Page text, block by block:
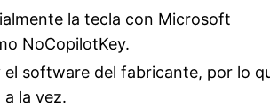
la tecla con Microsoft
NoCopilotKey.
software del fabricante, por lo
la vez.